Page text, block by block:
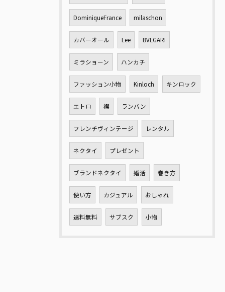
DominiqueFrance milaschon
カバーオール Lee BVLGARI
ミラショーン ハンカチ
ファッション小物 Kinloch キンロック
エトロ 襟 ランバン
フレンチヴィンテージ レンタル
ネクタイ プレゼント
ブランドネクタイ 婚活 巻き方
使い方 カジュアル おしゃれ
送料無料 サブスク 小物